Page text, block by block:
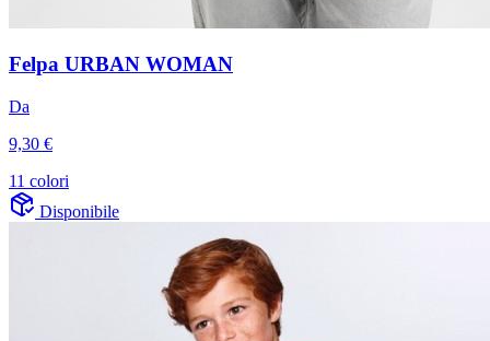
Felpa URBAN WOMAN
Da
9,30 €
11 colori
Disponibile